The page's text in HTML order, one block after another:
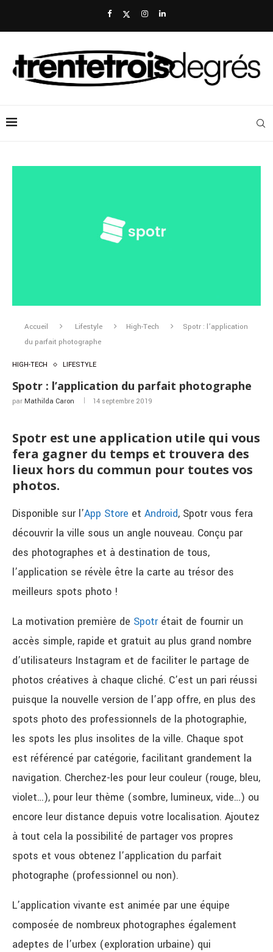
Accueil Lifestyle High-Tech
Spotr : l’application
du parfait photographe
HIGH-TECH LIFESTYLE
Spotr : l’application du parfait photographe
par Mathilda Caron 14 septembre 2019
Spotr est une application utile qui vous
fera gagner du temps et trouvera des
lieux hors du commun pour toutes vos
photos.
Disponible sur l’App Store et Android, Spotr vous fera
découvrir la ville sous un angle nouveau. Conçu par
des photographes et à destination de tous,
l’application se révèle être la carte au trésor des
meilleurs spots photo !
La motivation première de Spotrétait de fournir un
accès simple, rapide et gratuit au plus grand nombre
d’utilisateurs Instagram et de faciliter le partage de
photos créatives à chaque cliché. C’est un pari réussi
puisque la nouvelle version de l’app offre, en plus des
spots photo des professionnels de la photographie,
les spots les plus insolites de la ville. Chaque spot
est référencé par catégorie, facilitant grandement la
navigation. Cherchez-les pour leur couleur (rouge, bleu,
violet…), pour leur thème (sombre, lumineux, vide…) ou
encore leur distance depuis votre localisation. Ajoutez
à tout cela la possibilité de partager vos propres
spots et vous obtenez l’application du parfait
photographe (professionnel ou non).
L’application vivante est animée par une équipe
composée de nombreux photographes également
adeptes de l’urbex (exploration urbaine) qui